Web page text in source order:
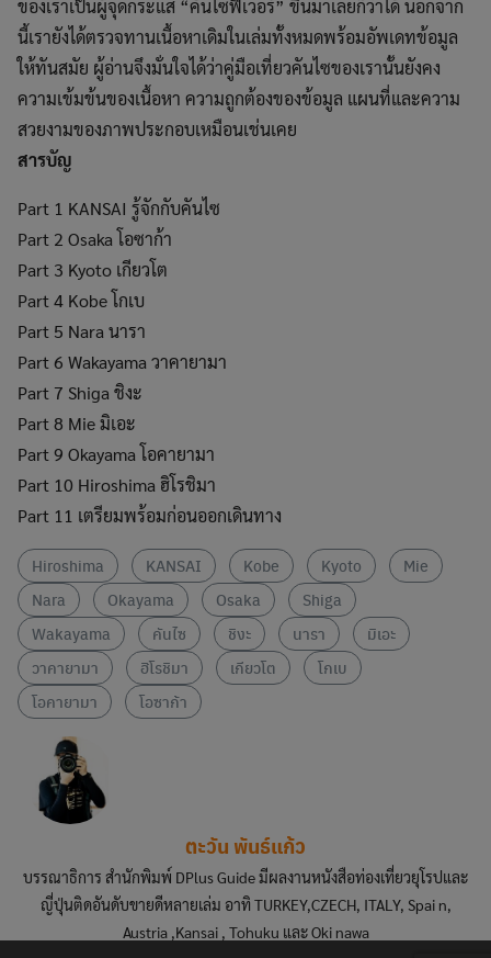
ของเราเป็นผู้จุดกระแส “คันไซฟีเวอร์” ขึ้นมาเลยก็ว่าได้ นอกจาก
นี้เรายังได้ตรวจทานเนื้อหาเดิมในเล่มทั้งหมดพร้อมอัพเดทข้อมูล
ให้ทันสมัย ผู้อ่านจึงมั่นใจได้ว่าคู่มือเที่ยวคันไซของเรานั้นยังคง
ความเข้มข้นของเนื้อหา ความถูกต้องของข้อมูล แผนที่และความ
สวยงามของภาพประกอบเหมือนเช่นเคย
สารบัญ
Part 1 KANSAI รู้จักกับคันไซ
Part 2 Osaka โอซาก้า
Part 3 Kyoto เกียวโต
Part 4 Kobe โกเบ
Part 5 Nara นารา
Part 6 Wakayama วาคายามา
Part 7 Shiga ชิงะ
Part 8 Mie มิเอะ
Part 9 Okayama โอคายามา
Part 10 Hiroshima ฮิโรชิมา
Part 11 เตรียมพร้อมก่อนออกเดินทาง
Hiroshima KANSAI Kobe Kyoto
Mie
Nara
Okayama Osaka
Shiga
Wakayama
คันไซ ชิงะ นารา
มิเอะ
วาคายามา
ฮิโรชิมา เกียวโต
โกเบ
โอคายามา
โอซาก้า
ตะวัน พันธ์แก้ว
บรรณาธิการ สำนักพิมพ์ DPlus Guide มีผลงานหนังสือท่องเที่ยวยุโรปและ
ญี่ปุ่นติดอันดับขายดีหลายเล่ม อาทิ TURKEY,CZECH, ITALY, Spai n,
Austria ,Kansai , Tohuku และ Oki nawa
This will close in seconds